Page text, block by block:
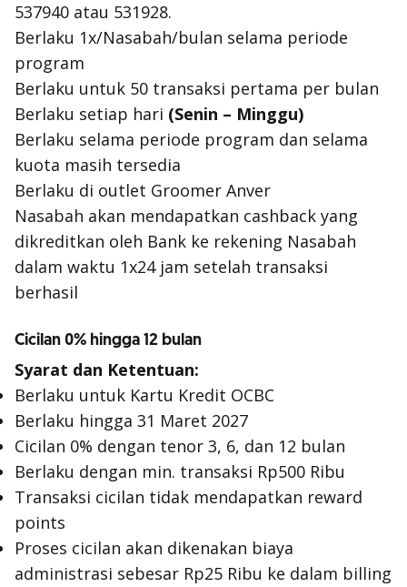
537940 atau 531928.
Berlaku 1x/Nasabah/bulan selama periode
program
Berlaku untuk 50 transaksi pertama per bulan
Berlaku setiap hari (Senin – Minggu)
Berlaku selama periode program dan selama
kuota masih tersedia
Berlaku di outlet Groomer Anver
Nasabah akan mendapatkan cashback yang
dikreditkan oleh Bank ke rekening Nasabah
dalam waktu 1x24 jam setelah transaksi
berhasil
Cicilan 0% hingga 12 bulan
Syarat dan Ketentuan:
Berlaku untuk Kartu Kredit OCBC
Berlaku hingga 31 Maret 2027
Cicilan 0% dengan tenor 3, 6, dan 12 bulan
Berlaku dengan min. transaksi Rp500 Ribu
Transaksi cicilan tidak mendapatkan reward
points
Proses cicilan akan dikenakan biaya
administrasi sebesar Rp25 Ribu ke dalam billing